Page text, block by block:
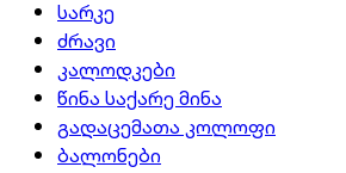
სარკე
ძრავი
კალოდკები
წინა საქარე მინა
გადაცემათა კოლოფი
ბალონები